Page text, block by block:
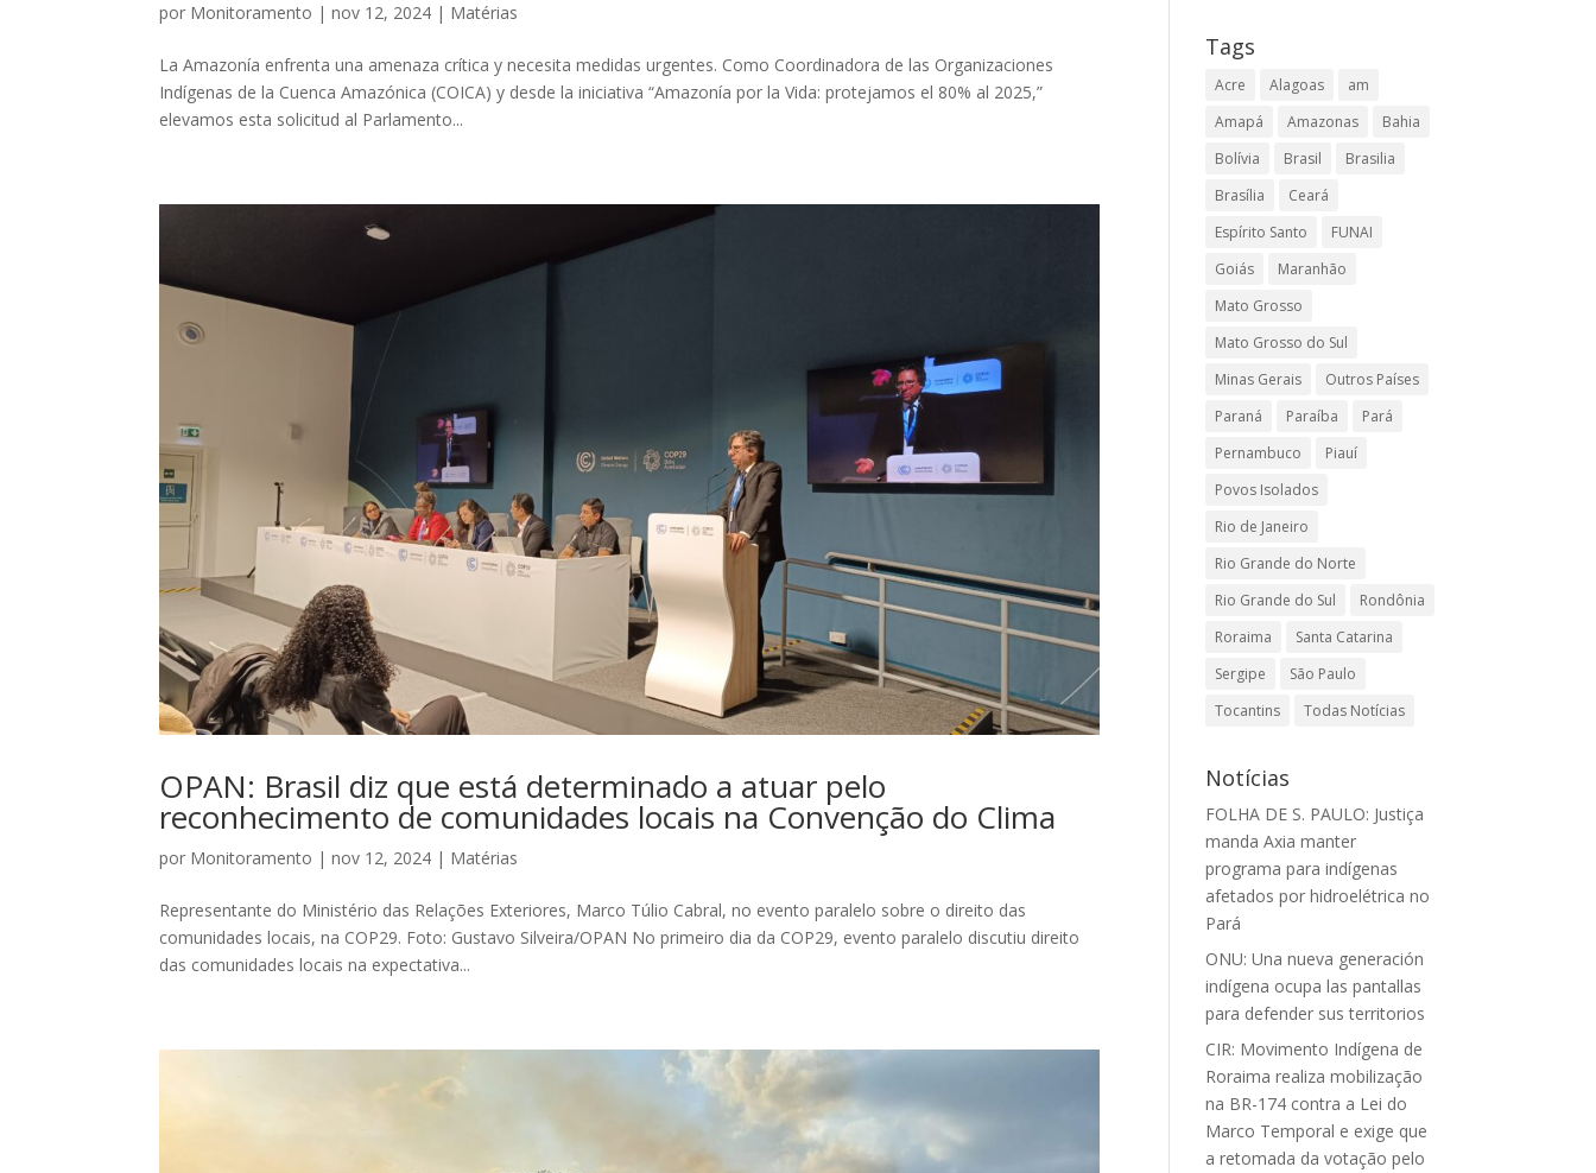
por Monitoramento |nov 12, 2024 | Matérias
La Amazonía enfrenta una amenaza crítica y necesita medidas urgentes. Como Coordinadora de las Organizaciones
Indígenas de la Cuenca Amazónica (COICA) y desde la iniciativa “Amazonía por la Vida: protejamos el 80% al 2025,”
elevamos esta solicitud al Parlamento...
OPAN: Brasil diz que está determinado a atuar pelo
reconhecimento de comunidades locais na Convenção do Clima
por Monitoramento |nov 12, 2024 | Matérias
Representante do Ministério das Relações Exteriores, Marco Túlio Cabral, no evento paralelo sobre o direito das
comunidades locais, na COP29. Foto: Gustavo Silveira/OPAN No primeiro dia da COP29, evento paralelo discutiu direito
das comunidades locais na expectativa...
Tags
Acre Alagoas
am
Amapá
Amazonas
Bahia
Bolívia
Brasil
Brasilia
Brasília
Ceará
Espírito Santo
FUNAI
Goiás
Maranhão
Mato Grosso
Mato Grosso do Sul
Minas Gerais
Outros Países
Paraná
Paraíba
Pará
Pernambuco
Piauí
Povos Isolados
Rio de Janeiro
Rio Grande do Norte
Rio Grande do Sul
Rondônia
Roraima
Santa Catarina
Sergipe
São Paulo
Tocantins
Todas Notícias
Notícias
FOLHA DE S. PAULO: Justiça
manda Axia manter
programa para indígenas
afetados por hidroelétrica no
Pará
ONU: Una nueva generación
indígena ocupa las pantallas
para defender sus territorios
CIR: Movimento Indígena de
Roraima realiza mobilização
na BR-174 contra a Lei do
Marco Temporal e exige que
a retomada da votação pelo